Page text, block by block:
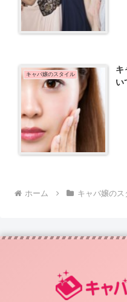
キャバ嬢のスタイル
キ
い
ホーム キャバ嬢のス